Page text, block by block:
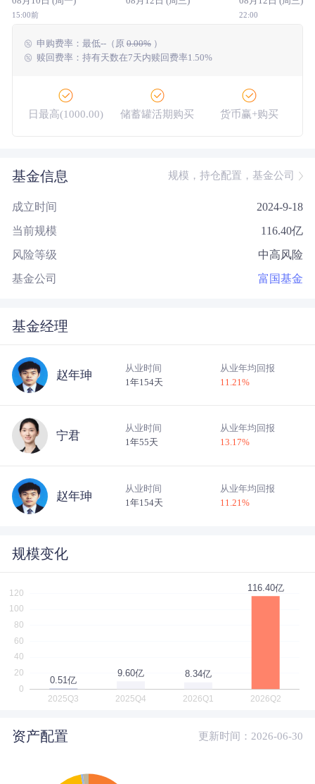
今年以来 14/423
成立以来 129.04%
15:00前 22:00
申购费率： 最低--（原 0.00%）
赎回费率：持有天数在7天内赎回费率1.50%
日最高(1000.00) 储蓄罐活期购买 货币赢+购买
大额网银转账
基金信息 规模，持仓配置，基金公司
成立时间 2024-9-18
当前规模 116.40亿
风险等级 中高风险
基金公司 富国基金
基金经理
赵年珅
从业时间
1年154天
从业年均回报
11.21 %
宁君
从业时间
1年55天
从业年均回报
13.17%
赵年珅
从业时间
1年154天
从业年均回报
11.21%
规模变化
资产配置 更新时间：2026-06-30